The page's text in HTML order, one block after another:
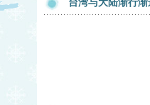
台湾与大陆渐行